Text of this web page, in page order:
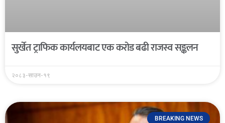
सुर्खेत ट्राफिक कार्यलयबाट एक करोड बढी राजस्व सङ्कलन
२०८३-साउन-१९
BREAKING NEWS